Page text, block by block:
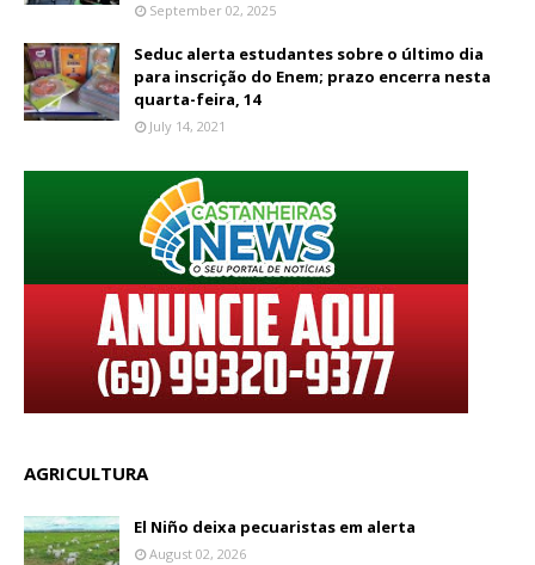
September 02, 2025
Seduc alerta estudantes sobre o último dia
para inscrição do Enem; prazo encerra nesta
quarta-feira, 14
July 14, 2021
AGRICULTURA
El Niño deixa pecuaristas em alerta
August 02, 2026